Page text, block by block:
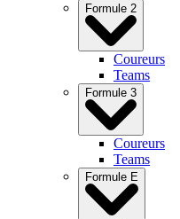
Formule 2
Coureurs
Teams
Formule 3
Coureurs
Teams
Formule E